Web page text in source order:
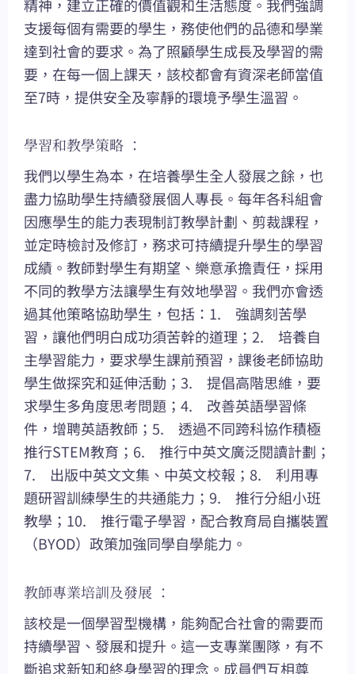
精神，建立正確的價值觀和生活態度。我們強調
支援每個有需要的學生，務使他們的品德和學業
達到社會的要求。為了照顧學生成長及學習的需
要，在每一個上課天，該校都會有資深老師當值
至7時，提供安全及寧靜的環境予學生溫習。
學習和教學策略 ：
我們以學生為本，在培養學生全人發展之餘，也
盡力協助學生持續發展個人專長。每年各科組會
因應學生的能力表現制訂教學計劃、剪裁課程，
並定時檢討及修訂，務求可持續提升學生的學習
成績。教師對學生有期望、樂意承擔責任，採用
不同的教學方法讓學生有效地學習。我們亦會透
過其他策略協助學生，包括：1. 強調刻苦學
習，讓他們明白成功須苦幹的道理；2. 培養自
主學習能力，要求學生課前預習，課後老師協助
學生做探究和延伸活動；3. 提倡高階思維，要
求學生多角度思考問題；4. 改善英語學習條
件，增聘英語教師；5. 透過不同跨科協作積極
推行STEM教育；6. 推行中英文廣泛閱讀計劃；
7. 出版中英文文集、中英文校報；8. 利用專
題研習訓練學生的共通能力；9. 推行分組小班
教學；10. 推行電子學習，配合教育局自攜裝置
（BYOD）政策加強同學自學能力。
教師專業培訓及發展 ：
該校是一個學習型機構，能夠配合社會的需要而
持續學習、發展和提升。這一支專業團隊，有不
斷追求新知和終身學習的理念。成員們互相尊